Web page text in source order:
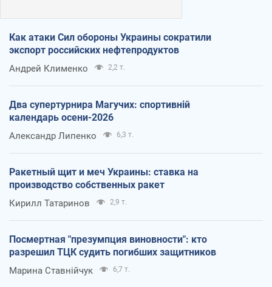
Как атаки Сил обороны Украины сократили
экспорт российских нефтепродуктов
Андрей Клименко 2,2 т.
Два супертурнира Магучих: спортивній
календарь осени-2026
Александр Липенко 6,3 т.
Ракетный щит и меч Украины: ставка на
производство собственных ракет
Кирилл Татаринов 2,9 т.
Посмертная "презумпция виновности": кто
разрешил ТЦК судить погибших защитников
Марина Ставнійчук 6,7 т.